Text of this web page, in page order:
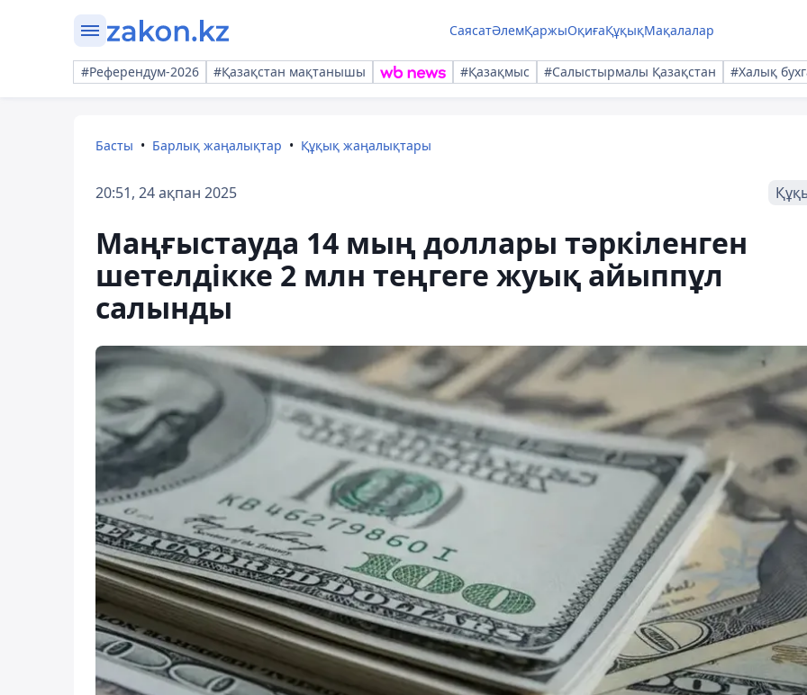
СаясатӘлемҚаржыОқиғаҚұқықМақалалар
#Референдум-2026 #Қазақстан мақтанышы #Қазақмыс #Салыстырмалы Қазақстан #Халық
Басты Барлық жаңалықтар Құқық жаңалықтары
20:51, 24 ақпан 2025
Маңғыстауда 14 мың доллары тәркіленген
шетелдікке 2 млн теңгеге жуық айыппұл
салынды